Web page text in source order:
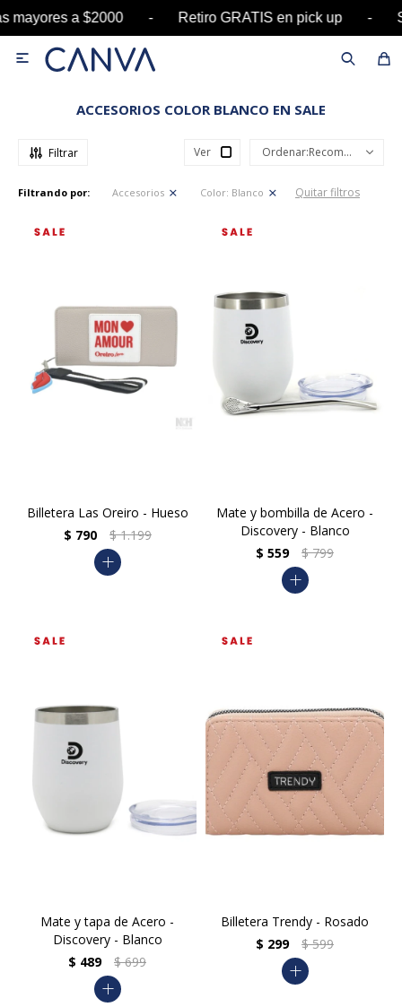
mayores a $2000 - Retiro GRATIS en pick up -

ACCESORIOS COLOR BLANCO EN SALE
Ver Recomendados
Filtrando por: Accesorios Color: Blanco Quitar filtros
Billetera Las Oreiro - Hueso
$ 790 $ 1.199
add
Mate y bombilla de Acero -
Discovery - Blanco
$ 559 $ 799
add
Mate y tapa de Acero -
Discovery - Blanco
$ 489 $ 699
add
Billetera Trendy - Rosado
$ 299 $ 599
add